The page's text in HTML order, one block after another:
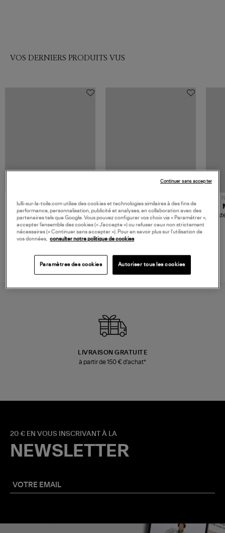
VOS DERNIERS PRODUITS VUS
480,00 €
JEROME DREYFUSS
Sac Bobi S Cuir Lamé
Champagne
189,00 €
TORAL
Mocassins Killian Sport
Mousse
LIVRAISON GRATUITE
à partir de 150 € d'achat*
20 € EN VOUS INSCRIVANT À LA
NEWSLETTER
lulli-sur-la-toile.com utilise des cookies et technologies similaires à des fins de
performance, personnalisation, publicité et analyses, en collaboration avec des
partenaires tels que Google. Vous pouvez configurer vos choix via « Paramétrer »,
accepter l’ensemble des cookies (« J’accepte ») ou refuser ceux non strictement
nécessaires (« Continuer sans accepter »). Pour en savoir plus sur l’utilisation de
vos données,
consulter notre politique de cookies
Paramètres des cookies Autoriser tous les cookies
Continuer sans accepter